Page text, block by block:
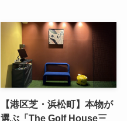
【港区芝・浜松町】本物が
選ぶ「The Golf House三